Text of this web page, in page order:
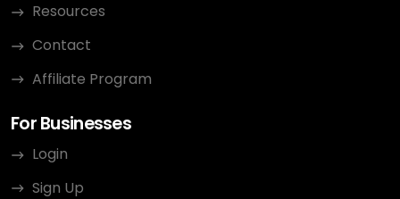
Resources
Contact
Affiliate Program
For Businesses
Login
Sign Up